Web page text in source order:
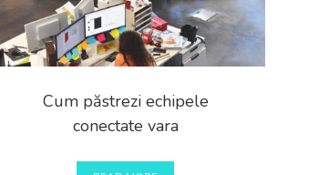
Cum păstrezi echipele
conectate vara